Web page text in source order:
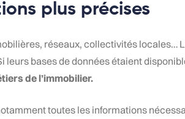
plus précises
réseaux, collectivités locales…
leurs bases de données étaient
de l’immobilier.
toutes les informations